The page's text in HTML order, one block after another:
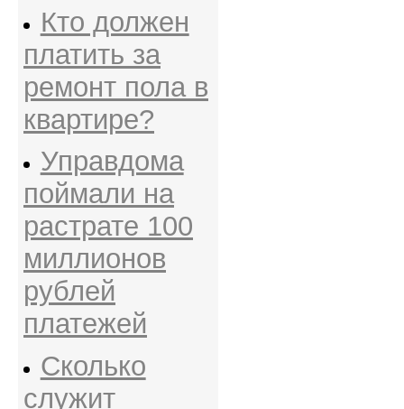
Кто должен
платить за
ремонт пола в
квартире?
Управдома
поймали на
растрате 100
миллионов
рублей
платежей
Сколько
служит